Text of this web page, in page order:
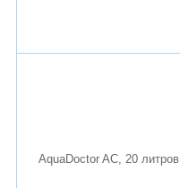
AquaDoctor AC, 20 литров